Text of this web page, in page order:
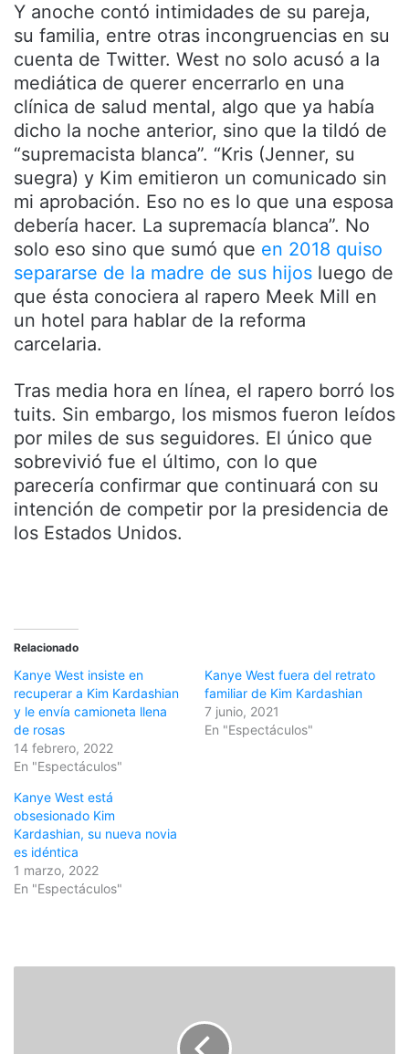
Y anoche contó intimidades de su pareja,
su familia, entre otras incongruencias en su
cuenta de Twitter. West no solo acusó a la
mediática de querer encerrarlo en una
clínica de salud mental, algo que ya había
dicho la noche anterior, sino que la tildó de
“supremacista blanca”. “Kris (Jenner, su
suegra) y Kim emitieron un comunicado sin
mi aprobación. Eso no es lo que una esposa
debería hacer. La supremacía blanca”. No
solo eso sino que sumó que en 2018 quiso
separarse de la madre de sus hijos luego de
que ésta conociera al rapero Meek Mill en
un hotel para hablar de la reforma
carcelaria.
Tras media hora en línea, el rapero borró los
tuits. Sin embargo, los mismos fueron leídos
por miles de sus seguidores. El único que
sobrevivió fue el último, con lo que
parecería confirmar que continuará con su
intención de competir por la presidencia de
los Estados Unidos.
Relacionado
Kanye West insiste en
recuperar a Kim Kardashian
y le envía camioneta llena
de rosas
14 febrero, 2022
En "Espectáculos"
Kanye West fuera del retrato
familiar de Kim Kardashian
7 junio, 2021
En "Espectáculos"
Kanye West está
obsesionado Kim
Kardashian, su nueva novia
es idéntica
1 marzo, 2022
En "Espectáculos"